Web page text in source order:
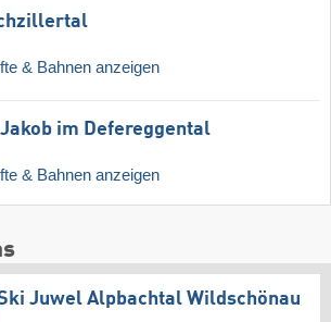
& Bahnen anzeigen
im Defereggental
& Bahnen anzeigen
Juwel Alpbachtal Wildschönau